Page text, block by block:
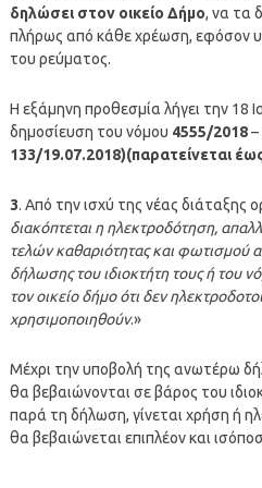
δηλώσει στον οικείο Δήμο, να τα
πλήρως από κάθε χρέωση, εφόσον
του ρεύματος.
Η εξάμηνη προθεσμία λήγει την 18
δημοσίευση του νόμου 4555/2018–
133/19.07.2018)(παρατείνεται
3. Από την ισχύ της νέας διάταξης
διακόπτεται η ηλεκτροδότηση,
τελών καθαριότητας και φωτισμού
δήλωσης του ιδιοκτήτη τους ή του
τον οικείο δήμο ότι δεν
χρησιμοποιηθούν.»
Μέχρι την υποβολή της ανωτέρω
θα βεβαιώνονται σε βάρος του
παρά τη δήλωση, γίνεται χρήση ή
θα βεβαιώνεται επιπλέον και